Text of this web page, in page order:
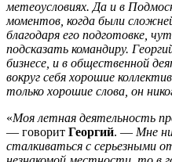
метеоусловиях. Да и в
моментов, когда были
благодаря его подготовке,
подсказать командиру.
бизнесе, и в общественной
вокруг себя хорошие
только хорошие слова, он
«Моя летная деятельность
— говорит Георгий. — Мне
сталкиваться с серьезными